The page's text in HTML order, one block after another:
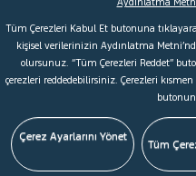
107
207
3008
Parça
İlan
Kredi Hesaplama & Başvuru
© 2026 Ford Türkiye Ford
Şartlar & Kişisel Verilerin
Çerez Tercihleri
Tüm Çerezleri Kabul Et butonuna
kişisel verilerinizin Aydınlatma
olursunuz. “Tüm Çerezleri Reddet”
çerezleri reddedebilirsiniz. Çerezleri kısmen
Çerez Ayarlarını Yönet
Tüm